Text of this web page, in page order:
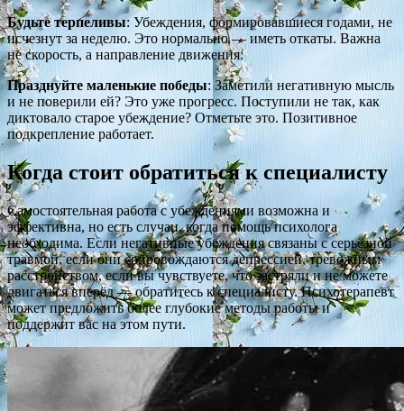
Будьте терпеливы: Убеждения, формировавшиеся годами, не
исчезнут за неделю. Это нормально — иметь откаты. Важна
не скорость, а направление движения.
Празднуйте маленькие победы: Заметили негативную мысль
и не поверили ей? Это уже прогресс. Поступили не так, как
диктовало старое убеждение? Отметьте это. Позитивное
подкрепление работает.
Когда стоит обратиться к специалисту
Самостоятельная работа с убеждениями возможна и
эффективна, но есть случаи, когда помощь психолога
необходима. Если негативные убеждения связаны с серьёзной
травмой, если они сопровождаются депрессией, тревожным
расстройством, если вы чувствуете, что застряли и не можете
двигаться вперёд — обратитесь к специалисту. Психотерапевт
может предложить более глубокие методы работы и
поддержит вас на этом пути.